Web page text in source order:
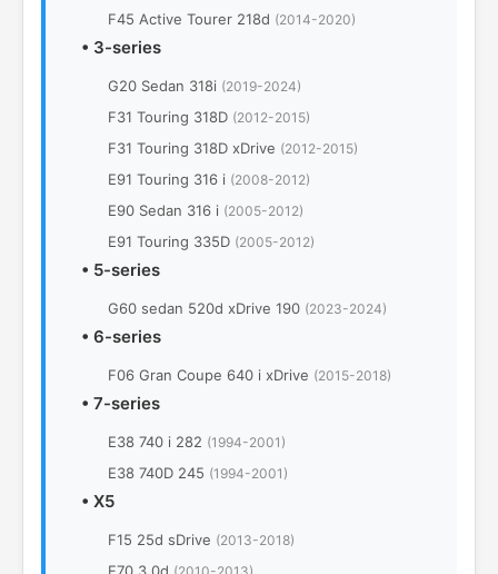
F45 Active Tourer 218d (2014-2020)
• 3-series
G20 Sedan 318i (2019-2024)
F31 Touring 318D (2012-2015)
F31 Touring 318D xDrive (2012-2015)
E91 Touring 316 i (2008-2012)
E90 Sedan 316 i (2005-2012)
E91 Touring 335D (2005-2012)
• 5-series
G60 sedan 520d xDrive 190 (2023-2024)
• 6-series
F06 Gran Coupe 640 i xDrive (2015-2018)
• 7-series
E38 740 i 282 (1994-2001)
E38 740D 245 (1994-2001)
• X5
F15 25d sDrive (2013-2018)